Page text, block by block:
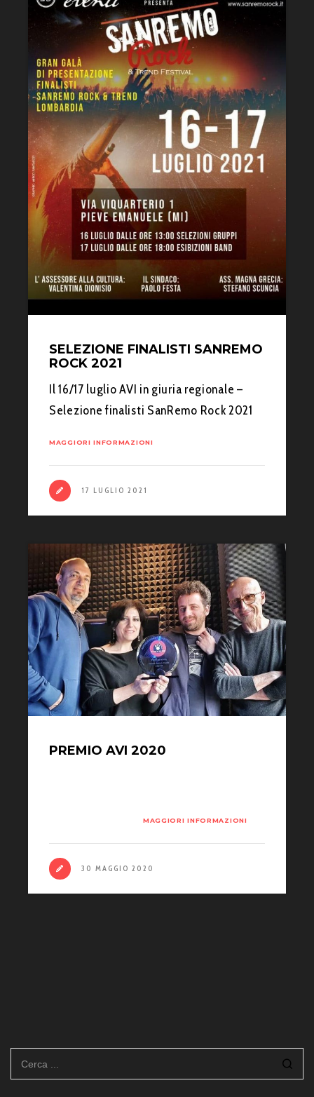
SELEZIONE FINALISTI SANREMO
ROCK 2021
Il 16/17 luglio AVI in giuria regionale –
Selezione finalisti SanRemo Rock 2021
MAGGIORI INFORMAZIONI
17 LUGLIO 2021
PREMIO AVI 2020
MAGGIORI INFORMAZIONI
30 MAGGIO 2020